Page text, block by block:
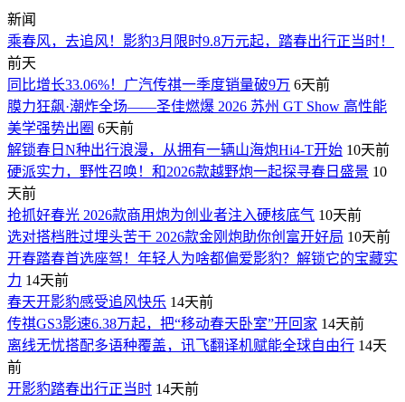
新闻
乘春风，去追风！影豹3月限时9.8万元起，踏春出行正当时！
前天
同比增长33.06%！广汽传祺一季度销量破9万 6天前
膜力狂飙·潮炸全场——圣佳燃爆 2026 苏州 GT Show 高性能
美学强势出圈 6天前
解锁春日N种出行浪漫，从拥有一辆山海炮Hi4-T开始 10天前
硬派实力，野性召唤！和2026款越野炮一起探寻春日盛景 10
天前
抢抓好春光 2026款商用炮为创业者注入硬核底气 10天前
选对搭档胜过埋头苦干 2026款金刚炮助你创富开好局 10天前
开春踏春首选座驾！年轻人为啥都偏爱影豹？解锁它的宝藏实
力 14天前
春天开影豹感受追风快乐 14天前
传祺GS3影速6.38万起，把“移动春天卧室”开回家 14天前
离线无忧搭配多语种覆盖，讯飞翻译机赋能全球自由行 14天
前
开影豹踏春出行正当时 14天前